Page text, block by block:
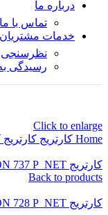
درباره ما
تماس با ما
خدمات مشتریان
نظرسنجی
رسیدگی
Click to enlarge
Home کارتریج
کارتریج CANON 737 P_NET
Back to products
کارتریج CANON 728 P_NET